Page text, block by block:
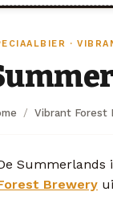
·
Vibrant Forest
Summerlands
Brewery